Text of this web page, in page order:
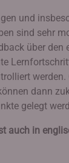
und
sind sehr
über den
werden.
dann
gelegt
auch in